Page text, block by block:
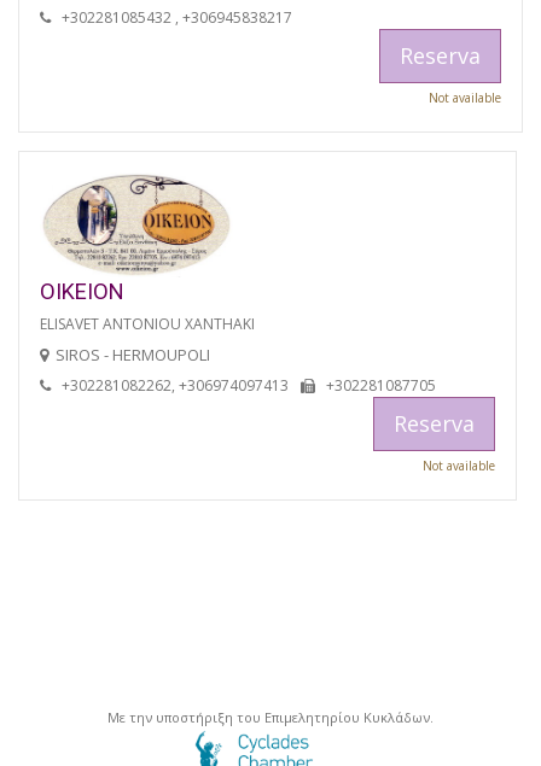
+302281085432 , +306945838217
Reserva
Not available
OIKEION
ELISAVET ANTONIOU XANTHAKI
SIROS - HERMOUPOLI
+302281082262, +306974097413 +302281087705
Reserva
Not available
Με την υποστήριξη του Επιμελητηρίου Κυκλάδων.